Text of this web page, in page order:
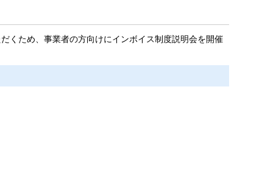
くため、事業者の方向けにインボイス制度説明会を開催